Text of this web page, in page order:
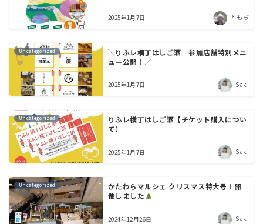
2025年1月7日 ともぢ
Uncategorized
＼りふレ横丁はしご酒 参加店舗特別メニ
ュー公開！／
2025年1月7日 Saki
Uncategorized
りふレ横丁はしご酒【チケット購入につい
て】
2025年1月7日 Saki
Uncategorized
かたわらマルシェ クリスマス特大号！開
催しました
2024年12月26日 Saki